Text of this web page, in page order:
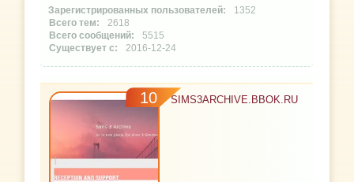
1352
2618
5515
2016-12-24
10 SIMS3ARCHIVE.BBOK.RU